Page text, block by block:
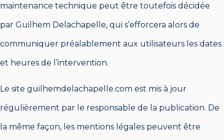
maintenance technique peut être toutefois décidée
par Guilhem Delachapelle, qui s’efforcera alors de
communiquer préalablement aux utilisateurs les dates
et heures de l’intervention.
Le site guilhemdelachapelle.com est mis à jour
régulièrement par le responsable de la publication. De
la même façon, les mentions légales peuvent être